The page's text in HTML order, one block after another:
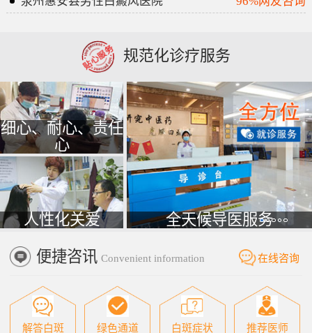
规范化诊疗服务
细心、耐心、责任
心
人性化关爱 全天候导医服务
便捷咨讯 Convenient information 在线咨询
解答白斑 绿色通道 白斑症状 推荐医师